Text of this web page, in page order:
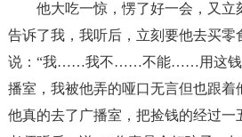
他大吃一惊，愣了好一会，又立
告诉了我，我听后，立刻要他去买零
说：“我……我不……不能……用这钱
播室，我被他弄的哑口无言但也跟着
他真的去了广播室，把捡钱的经过一